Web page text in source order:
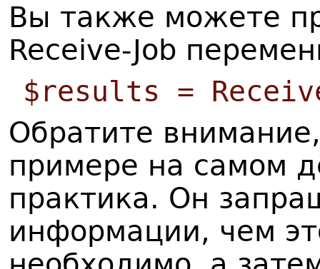
Вы также можете
Receive-Job
$results =
Обратите
примере на самом
практика. Он
информации, чем